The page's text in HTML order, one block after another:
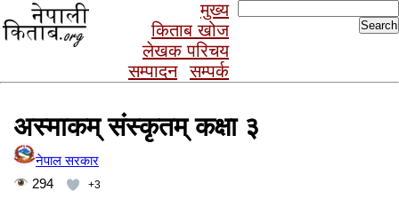
मुख्य
किताब खोज
लेखक परिचय
सम्पादन
सम्पर्क
for:
अस्माकम् संस्कृतम् कक्षा ३
नेपाल सरकार
294
+3